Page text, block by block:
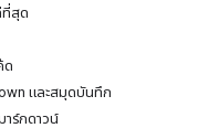
สุด
ด
และสมุดบันทึก
ร์กดาวน์